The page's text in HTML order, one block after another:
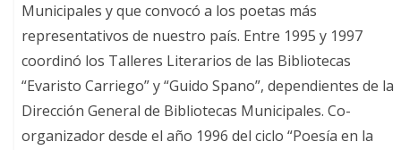
Municipales y que convocó a los poetas más
representativos de nuestro país. Entre 1995 y 1997
coordinó los Talleres Literarios de las Bibliotecas
“Evaristo Carriego” y “Guido Spano”, dependientes de la
Dirección General de Bibliotecas Municipales. Co-
organizador desde el año 1996 del ciclo “Poesía en la